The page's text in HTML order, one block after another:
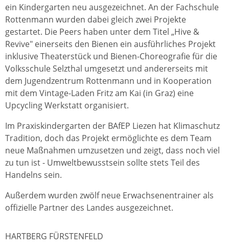
ein Kindergarten neu ausgezeichnet. An der Fachschule
Rottenmann wurden dabei gleich zwei Projekte
gestartet. Die Peers haben unter dem Titel „Hive &
Revive" einerseits den Bienen ein ausführliches Projekt
inklusive Theaterstück und Bienen-Choreografie für die
Volksschule Selzthal umgesetzt und andererseits mit
dem Jugendzentrum Rottenmann und in Kooperation
mit dem Vintage-Laden Fritz am Kai (in Graz) eine
Upcycling Werkstatt organisiert.
Im Praxiskindergarten der BAfEP Liezen hat Klimaschutz
Tradition, doch das Projekt ermöglichte es dem Team
neue Maßnahmen umzusetzen und zeigt, dass noch viel
zu tun ist - Umweltbewusstsein sollte stets Teil des
Handelns sein.
Außerdem wurden zwölf neue Erwachsenentrainer als
offizielle Partner des Landes ausgezeichnet.
HARTBERG FÜRSTENFELD